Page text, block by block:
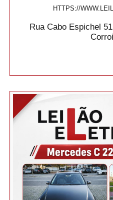
HTTPS://
Rua Cabo Espichel